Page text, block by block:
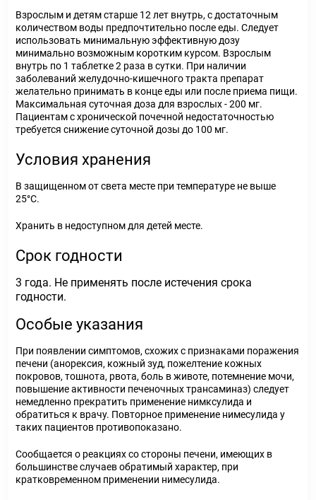
Взрослым и детям старше 12 лет внутрь, с достаточным
количеством воды предпочтительно после еды. Следует
использовать минимальную эффективную дозу
минимально возможным коротким курсом. Взрослым
внутрь по 1 таблетке 2 раза в сутки. При наличии
заболеваний желудочно-кишечного тракта препарат
желательно принимать в конце еды или после приема пищи.
Максимальная суточная доза для взрослых - 200 мг.
Пациентам с хронической почечной недостаточностью
требуется снижение суточной дозы до 100 мг.
Условия хранения
В защищенном от света месте при температуре не выше
25°С.
Хранить в недоступном для детей месте.
Срок годности
3 года. Не применять после истечения срока
годности.
Особые указания
При появлении симптомов, схожих с признаками поражения
печени (анорексия, кожный зуд, пожелтение кожных
покровов, тошнота, рвота, боль в животе, потемнение мочи,
повышение активности печеночных трансаминаз) следует
немедленно прекратить применение нимксулида и
обратиться к врачу. Повторное применение нимесулида у
таких пациентов противопоказано.
Сообщается о реакциях со стороны печени, имеющих в
большинстве случаев обратимый характер, при
кратковременном применении нимесулида.